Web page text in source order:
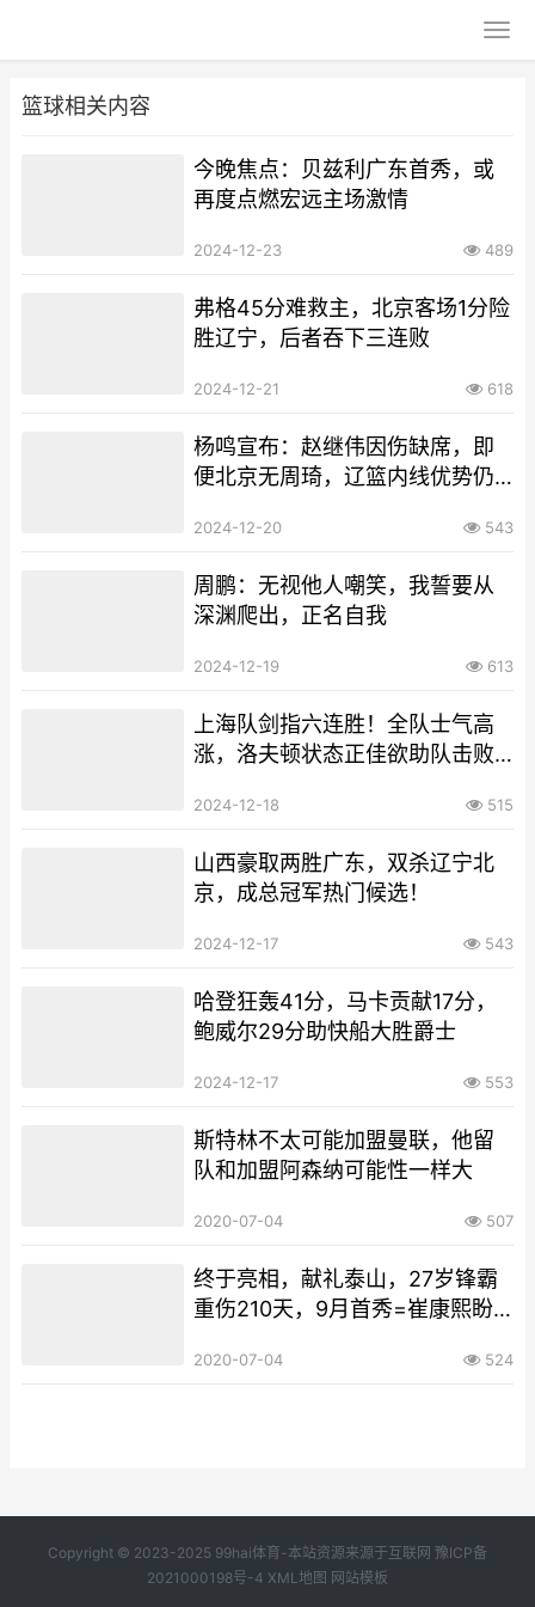
篮球相关内容
今晚焦点：贝兹利广东首秀，或
再度点燃宏远主场激情
2024-12-23 489
弗格45分难救主，北京客场1分险
胜辽宁，后者吞下三连败
2024-12-21 618
杨鸣宣布：赵继伟因伤缺席，即
便北京无周琦，辽篮内线优势仍
2024-12-20 543
周鹏：无视他人嘲笑，我誓要从
深渊爬出，正名自我
2024-12-19 613
上海队剑指六连胜！全队士气高
涨，洛夫顿状态正佳欲助队击败
2024-12-18 515
山西豪取两胜广东，双杀辽宁北
京，成总冠军热门候选！
2024-12-17 543
哈登狂轰41分，马卡贡献17分，
鲍威尔29分助快船大胜爵士
2024-12-17 553
斯特林不太可能加盟曼联，他留
队和加盟阿森纳可能性一样大
2020-07-04 507
终于亮相，献礼泰山，27岁锋霸
重伤210天，9月首秀=崔康熙盼4
2020-07-04 524
Copyright © 2023-2025 99hai体育-本站资源来源于互联网 豫ICP备
2021000198号-4 XML地图 网站模板